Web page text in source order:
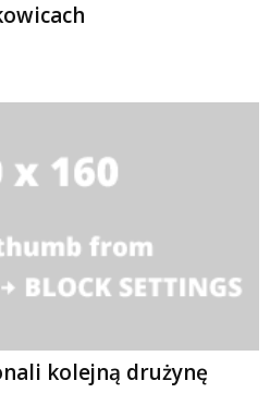
kolejną drużynę